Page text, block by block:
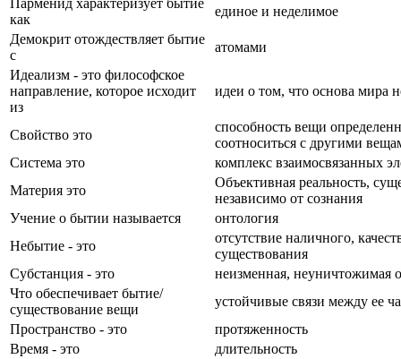
как
единое и неделимое
Демокрит отождествляет бытие
с
атомами
Идеализм - это философское
направление, которое исходит
из
идеи о том, что основа мира
Свойство это
способность вещи
соотноситься с другими
Система это
комплекс взаимосвязанных
Материя это
Объективная реальность,
независимо от сознания
Учение о бытии называется
онтология
Небытие - это
отсутствие наличного,
существования
Субстанция - это
неизменная, неуничтожимая
Что обеспечивает бытие/
существование вещи
устойчивые связи между ее
Пространство - это
протяженность
Время - это
длительность